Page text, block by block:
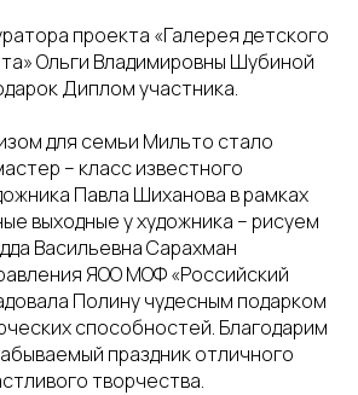
проекта «Галерея детского
Ольги Владимировны Шубиной
Диплом участника.
для семьи Мильто стало
– класс известного
Павла Шиханова в рамках
выходные у художника – рисуем
Васильевна Сарахман
ЯОО МОФ «Российский
Полину чудесным подарком
способностей. Благодарим
праздник отличного
творчества.